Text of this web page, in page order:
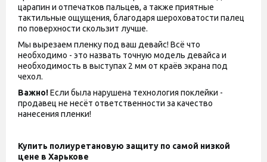
царапин и отпечатков пальцев, а также приятные
тактильные ощущения, благодаря шероховатости палец
по поверхности скользит лучше.
Мы вырезаем пленку под ваш девайс! Всё что
необходимо - это назвать точную модель девайса и
необходимость в выступах 2 мм от краёв экрана под
чехол.
Важно!Если была нарушена технология поклейки -
продавец не несёт ответственности за качество
нанесения пленки!
Купить полиуретановую защиту по самой низкой
цене в Харькове